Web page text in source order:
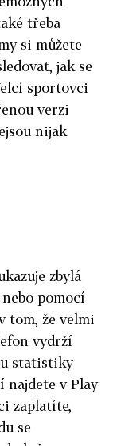
třeba
si můžete
jak se
sportovci
verzi
nijak
zbylá
pomocí
tom, že velmi
vydrží
statistiky
najdete v Play
zaplatíte,
se